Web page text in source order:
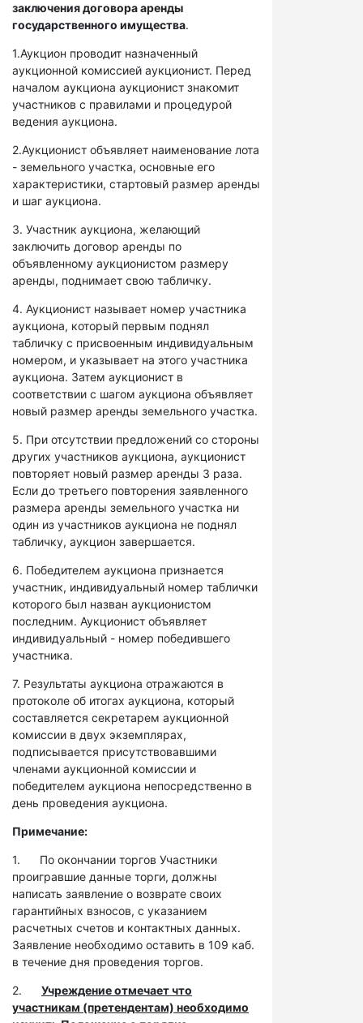
заключения договора аренды
государственного имущества.
1.Аукцион проводит назначенный
аукционной комиссией аукционист. Перед
началом аукциона аукционист знакомит
участников с правилами и процедурой
ведения аукциона.
2.Аукционист объявляет наименование лота
- земельного участка, основные его
характеристики, стартовый размер аренды
и шаг аукциона.
3. Участник аукциона, желающий
заключить договор аренды по
объявленному аукционистом размеру
аренды, поднимает свою табличку.
4. Аукционист называет номер участника
аукциона, который первым поднял
табличку с присвоенным индивидуальным
номером, и указывает на этого участника
аукциона. Затем аукционист в
соответствии с шагом аукциона объявляет
новый размер аренды земельного участка.
5. При отсутствии предложений со стороны
других участников аукциона, аукционист
повторяет новый размер аренды 3 раза.
Если до третьего повторения заявленного
размера аренды земельного участка ни
один из участников аукциона не поднял
табличку, аукцион завершается.
6. Победителем аукциона признается
участник, индивидуальный номер таблички
которого был назван аукционистом
последним. Аукционист объявляет
индивидуальный - номер победившего
участника.
7. Результаты аукциона отражаются в
протоколе об итогах аукциона, который
составляется секретарем аукционной
комиссии в двух экземплярах,
подписывается присутствовавшими
членами аукционной комиссии и
победителем аукциона непосредственно в
день проведения аукциона.
Примечание:
1. По окончании торгов Участники
проигравшие данные торги, должны
написать заявление о возврате своих
гарантийных взносов, с указанием
расчетных счетов и контактных данных.
Заявление необходимо оставить в 109 каб.
в течение дня проведения торгов.
2. Учреждение отмечает что
участникам (претендентам) необходимо